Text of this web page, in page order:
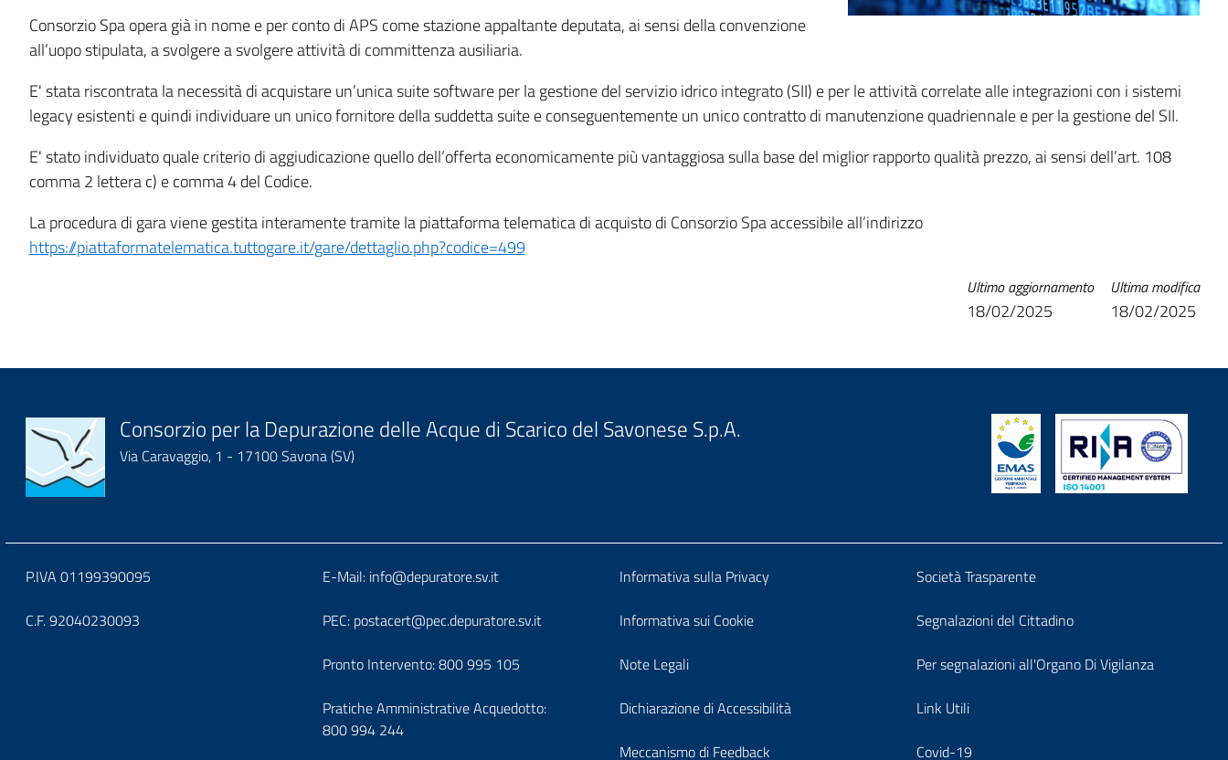
Consorzio Spa opera già in nome e per conto di APS come stazione appaltante deputata, ai sensi della convenzione
all’uopo stipulata, a svolgere a svolgere attività di committenza ausiliaria.
E' stata riscontrata la necessità di acquistare un’unica suite software per la gestione del servizio idrico integrato (SII) e per le attività correlate alle integrazioni con i sistemi
legacy esistenti e quindi individuare un unico fornitore della suddetta suite e conseguentemente un unico contratto di manutenzione quadriennale e per la gestione del SII.
E' stato individuato quale criterio di aggiudicazione quello dell’offerta economicamente più vantaggiosa sulla base del miglior rapporto qualità prezzo, ai sensi dell’art. 108
comma 2 lettera c) e comma 4 del Codice.
La procedura di gara viene gestita interamente tramite la piattaforma telematica di acquisto di Consorzio Spa accessibile all’indirizzo
https://piattaformatelematica.tuttogare.it/gare/dettaglio.php?codice=499
Ultima modifica
18/02/2025
Ultimo aggiornamento
18/02/2025
Block
it-
logoeintestazionedelsito
Consorzio per la Depurazione delle Acque di Scarico del Savonese S.p.A.
Via Caravaggio, 1 - 17100 Savona (SV)
Block
it-
P.IVA 01199390095
C.F. 92040230093
Block
it-
block-
footercontatti
E-Mail: info@depuratore.sv.it
PEC: postacert@pec.depuratore.sv.it
Pronto Intervento:800 995 105
Pratiche Amministrative Acquedotto:
800 994 244
Block
it-
block-
footerprivacy
Informativa sulla Privacy
Informativa sui Cookie
Note Legali
Dichiarazione di Accessibilità
Meccanismo di Feedback
Block
it-
block-
footersegnalazioni
Società Trasparente
Segnalazioni del Cittadino
Per segnalazioni all'Organo Di Vigilanza
Link Utili
Covid-19